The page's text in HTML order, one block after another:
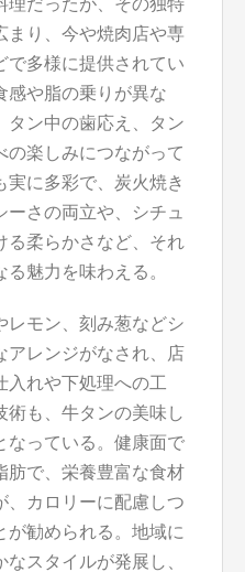
理だったが、その独特
まり、今や焼肉店や専
で多様に提供されてい
感や脂の乗りが異な
タン中の歯応え、タン
の楽しみにつながって
実に多彩で、炭火焼き
さの両立や、シチュ
る柔らかさなど、それ
魅力を味わえる。
レモン、刻み葱などシ
アレンジがなされ、店
入れや下処理への工
術も、牛タンの美味し
なっている。健康面で
肪で、栄養豊富な食材
、カロリーに配慮しつ
が勧められる。地域に
スタイルが発展し、